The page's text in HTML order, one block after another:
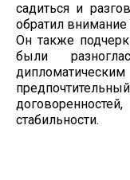
садиться и
обратил
Он также
были
стабильности.